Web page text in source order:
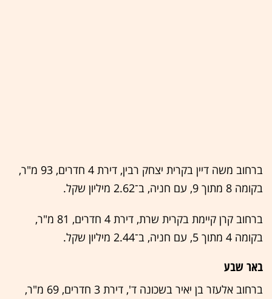
ברחוב משה דיין בקרית יצחק רבין, דירת 4 חדרים, 93 מ"ר,
בקומה 8 מתוך 9, עם חניה, ב־2.62 מיליון שקל.
ברחוב קרן קיימת בקרית שרת, דירת 4 חדרים, 81 מ"ר,
בקומה 4 מתוך 5, עם חניה, ב־2.44 מיליון שקל.
באר שבע
ברחוב אלעזר בן יאיר בשכונה ד', דירת 3 חדרים, 69 מ"ר,